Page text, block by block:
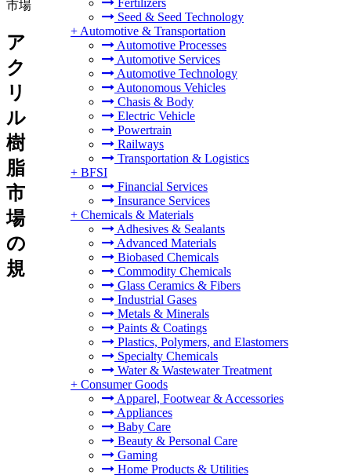
Fertilizers
Seed & Seed Technology
+ Automotive & Transportation
Automotive Processes
Automotive Services
Automotive Technology
Autonomous Vehicles
Chasis & Body
Electric Vehicle
Powertrain
Railways
Transportation & Logistics
+ BFSI
Financial Services
Insurance Services
+ Chemicals & Materials
Adhesives & Sealants
Advanced Materials
Biobased Chemicals
Commodity Chemicals
Glass Ceramics & Fibers
Industrial Gases
Metals & Minerals
Paints & Coatings
Plastics, Polymers, and Elastomers
Specialty Chemicals
Water & Wastewater Treatment
+ Consumer Goods
Apparel, Footwear & Accessories
Appliances
Baby Care
Beauty & Personal Care
Gaming
Home Products & Utilities
市場
ア
ク
リ
ル
樹
脂
市
場
の
規